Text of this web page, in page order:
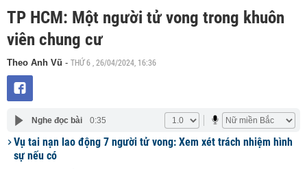
TP HCM: Một người tử vong trong khuôn
viên chung cư
Theo Anh Vũ - THỨ 6 , 26/04/2024, 16:36
Nghe đọc bài 0:35
Vụ tai nạn lao động 7 người tử vong: Xem xét trách nhiệm hình
sự nếu có